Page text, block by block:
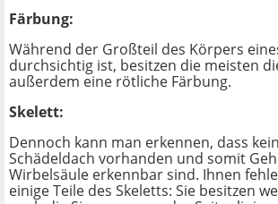
Färbung:
Während der Großteil des Körpers
durchsichtig ist, besitzen die meisten
außerdem eine rötliche Färbung.
Skelett:
Dennoch kann man erkennen, dass
Schädeldach vorhanden und somit
Wirbelsäule erkennbar sind. Ihnen
einige Teile des Skeletts: Sie besitzen